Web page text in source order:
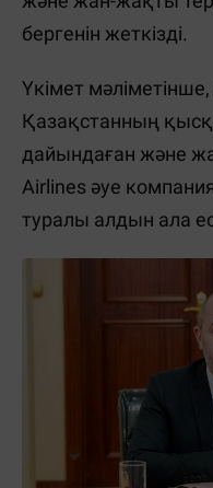
бергенін жеткізді.
Үкімет
Қазақстанның
дайындаған және
Airlines әуе
туралы алдын ала